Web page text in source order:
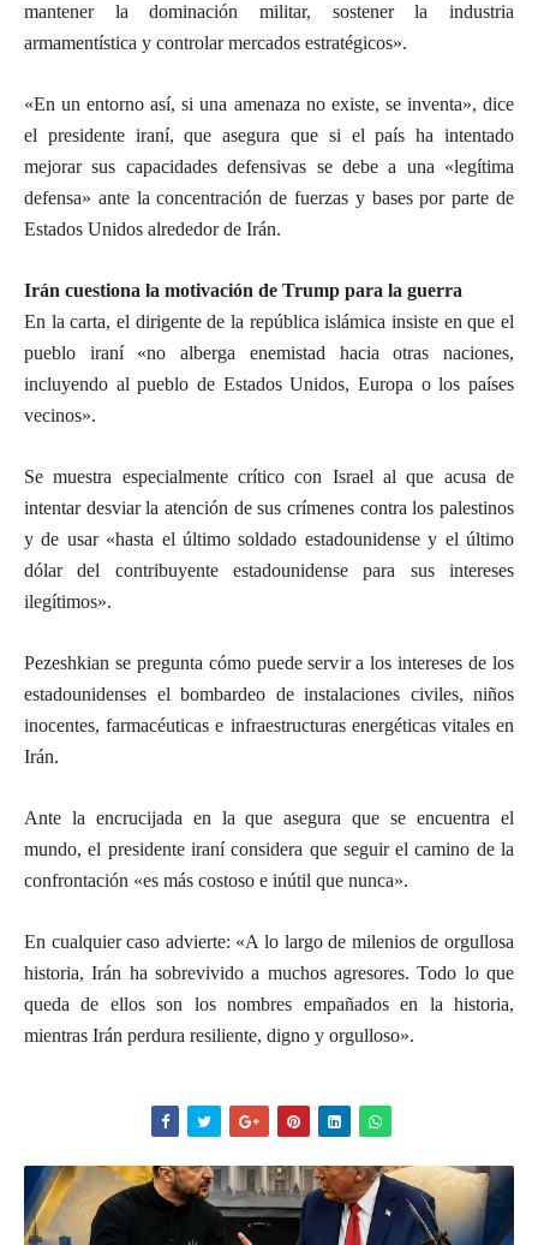
mantener la dominación militar, sostener la industria
armamentística y controlar mercados estratégicos».
«En un entorno así, si una amenaza no existe, se inventa», dice
el presidente iraní, que asegura que si el país ha intentado
mejorar sus capacidades defensivas se debe a una «legítima
defensa» ante la concentración de fuerzas y bases por parte de
Estados Unidos alrededor de Irán.
Irán cuestiona la motivación de Trump para la guerra
En la carta, el dirigente de la república islámica insiste en que el
pueblo iraní «no alberga enemistad hacia otras naciones,
incluyendo al pueblo de Estados Unidos, Europa o los países
vecinos».
Se muestra especialmente crítico con Israel al que acusa de
intentar desviar la atención de sus crímenes contra los palestinos
y de usar «hasta el último soldado estadounidense y el último
dólar del contribuyente estadounidense para sus intereses
ilegítimos».
Pezeshkian se pregunta cómo puede servir a los intereses de los
estadounidenses el bombardeo de instalaciones civiles, niños
inocentes, farmacéuticas e infraestructuras energéticas vitales en
Irán.
Ante la encrucijada en la que asegura que se encuentra el
mundo, el presidente iraní considera que seguir el camino de la
confrontación «es más costoso e inútil que nunca».
En cualquier caso advierte: «A lo largo de milenios de orgullosa
historia, Irán ha sobrevivido a muchos agresores. Todo lo que
queda de ellos son los nombres empañados en la historia,
mientras Irán perdura resiliente, digno y orgulloso».